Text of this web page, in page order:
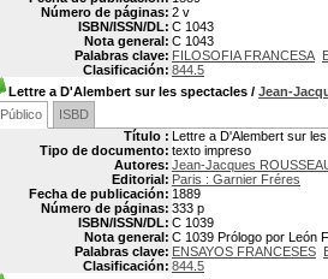
Número de páginas: 2 v
ISBN/ISSN/DL: C 1043
Nota general: C 1043
Palabras clave: FILOSOFIA FRANCESA
Clasificación: 844.5
Lettre a D'Alembert sur les spectacles / Jean-
Público
ISBD
Título : Lettre a D'Alembert sur
Tipo de documento: texto impreso
Autores: Jean-Jacques
Editorial: Paris : Garnier Fréres
Fecha de publicación: 1889
Número de páginas: 333 p
ISBN/ISSN/DL: C 1039
Nota general: C 1039 Prólogo por León
Palabras clave: ENSAYOS FRANCESES
Clasificación: 844.5